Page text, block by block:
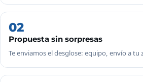
02
Propuesta sin sorpresas
Te enviamos el desglose: equipo, envío a tu